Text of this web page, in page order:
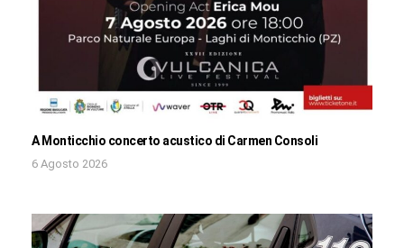
A Monticchio concerto acustico di Carmen Consoli
6 Agosto 2026